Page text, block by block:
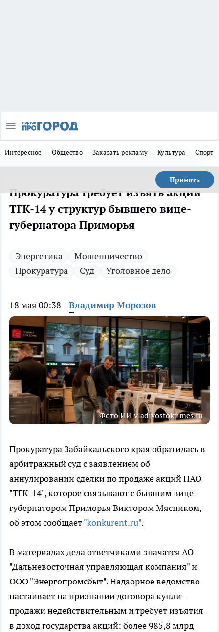
Интересное Общество Заказать рекламу Культура Спорт
Принять
Прокуратура требует изъять акции
ТГК-14 у структур бывшего вице-
губернатора Приморья
Энергетика
Мошенничество
Прокуратура
Суд Уголовное дело
18 мая 00:38 Владимир Морозов
Фото ИИ vladivostoktimes.ru
Прокуратура Забайкальского края обратилась в
арбитражный суд с заявлением об
аннулировании сделки по продаже акций ПАО
"ТГК-14", которое связывают с бывшим вице-
губернатором Приморья Виктором Мясником,
об этом сообщает"konkurent.ru".
В материалах дела ответчиками значатся АО
"Дальневосточная управляющая компания" и
ООО "Энергопромсбыт". Надзорное ведомство
настаивает на признании договора купли-
продажи недействительным и требует изъятия
в доход государства акций: более 985,8 млрд